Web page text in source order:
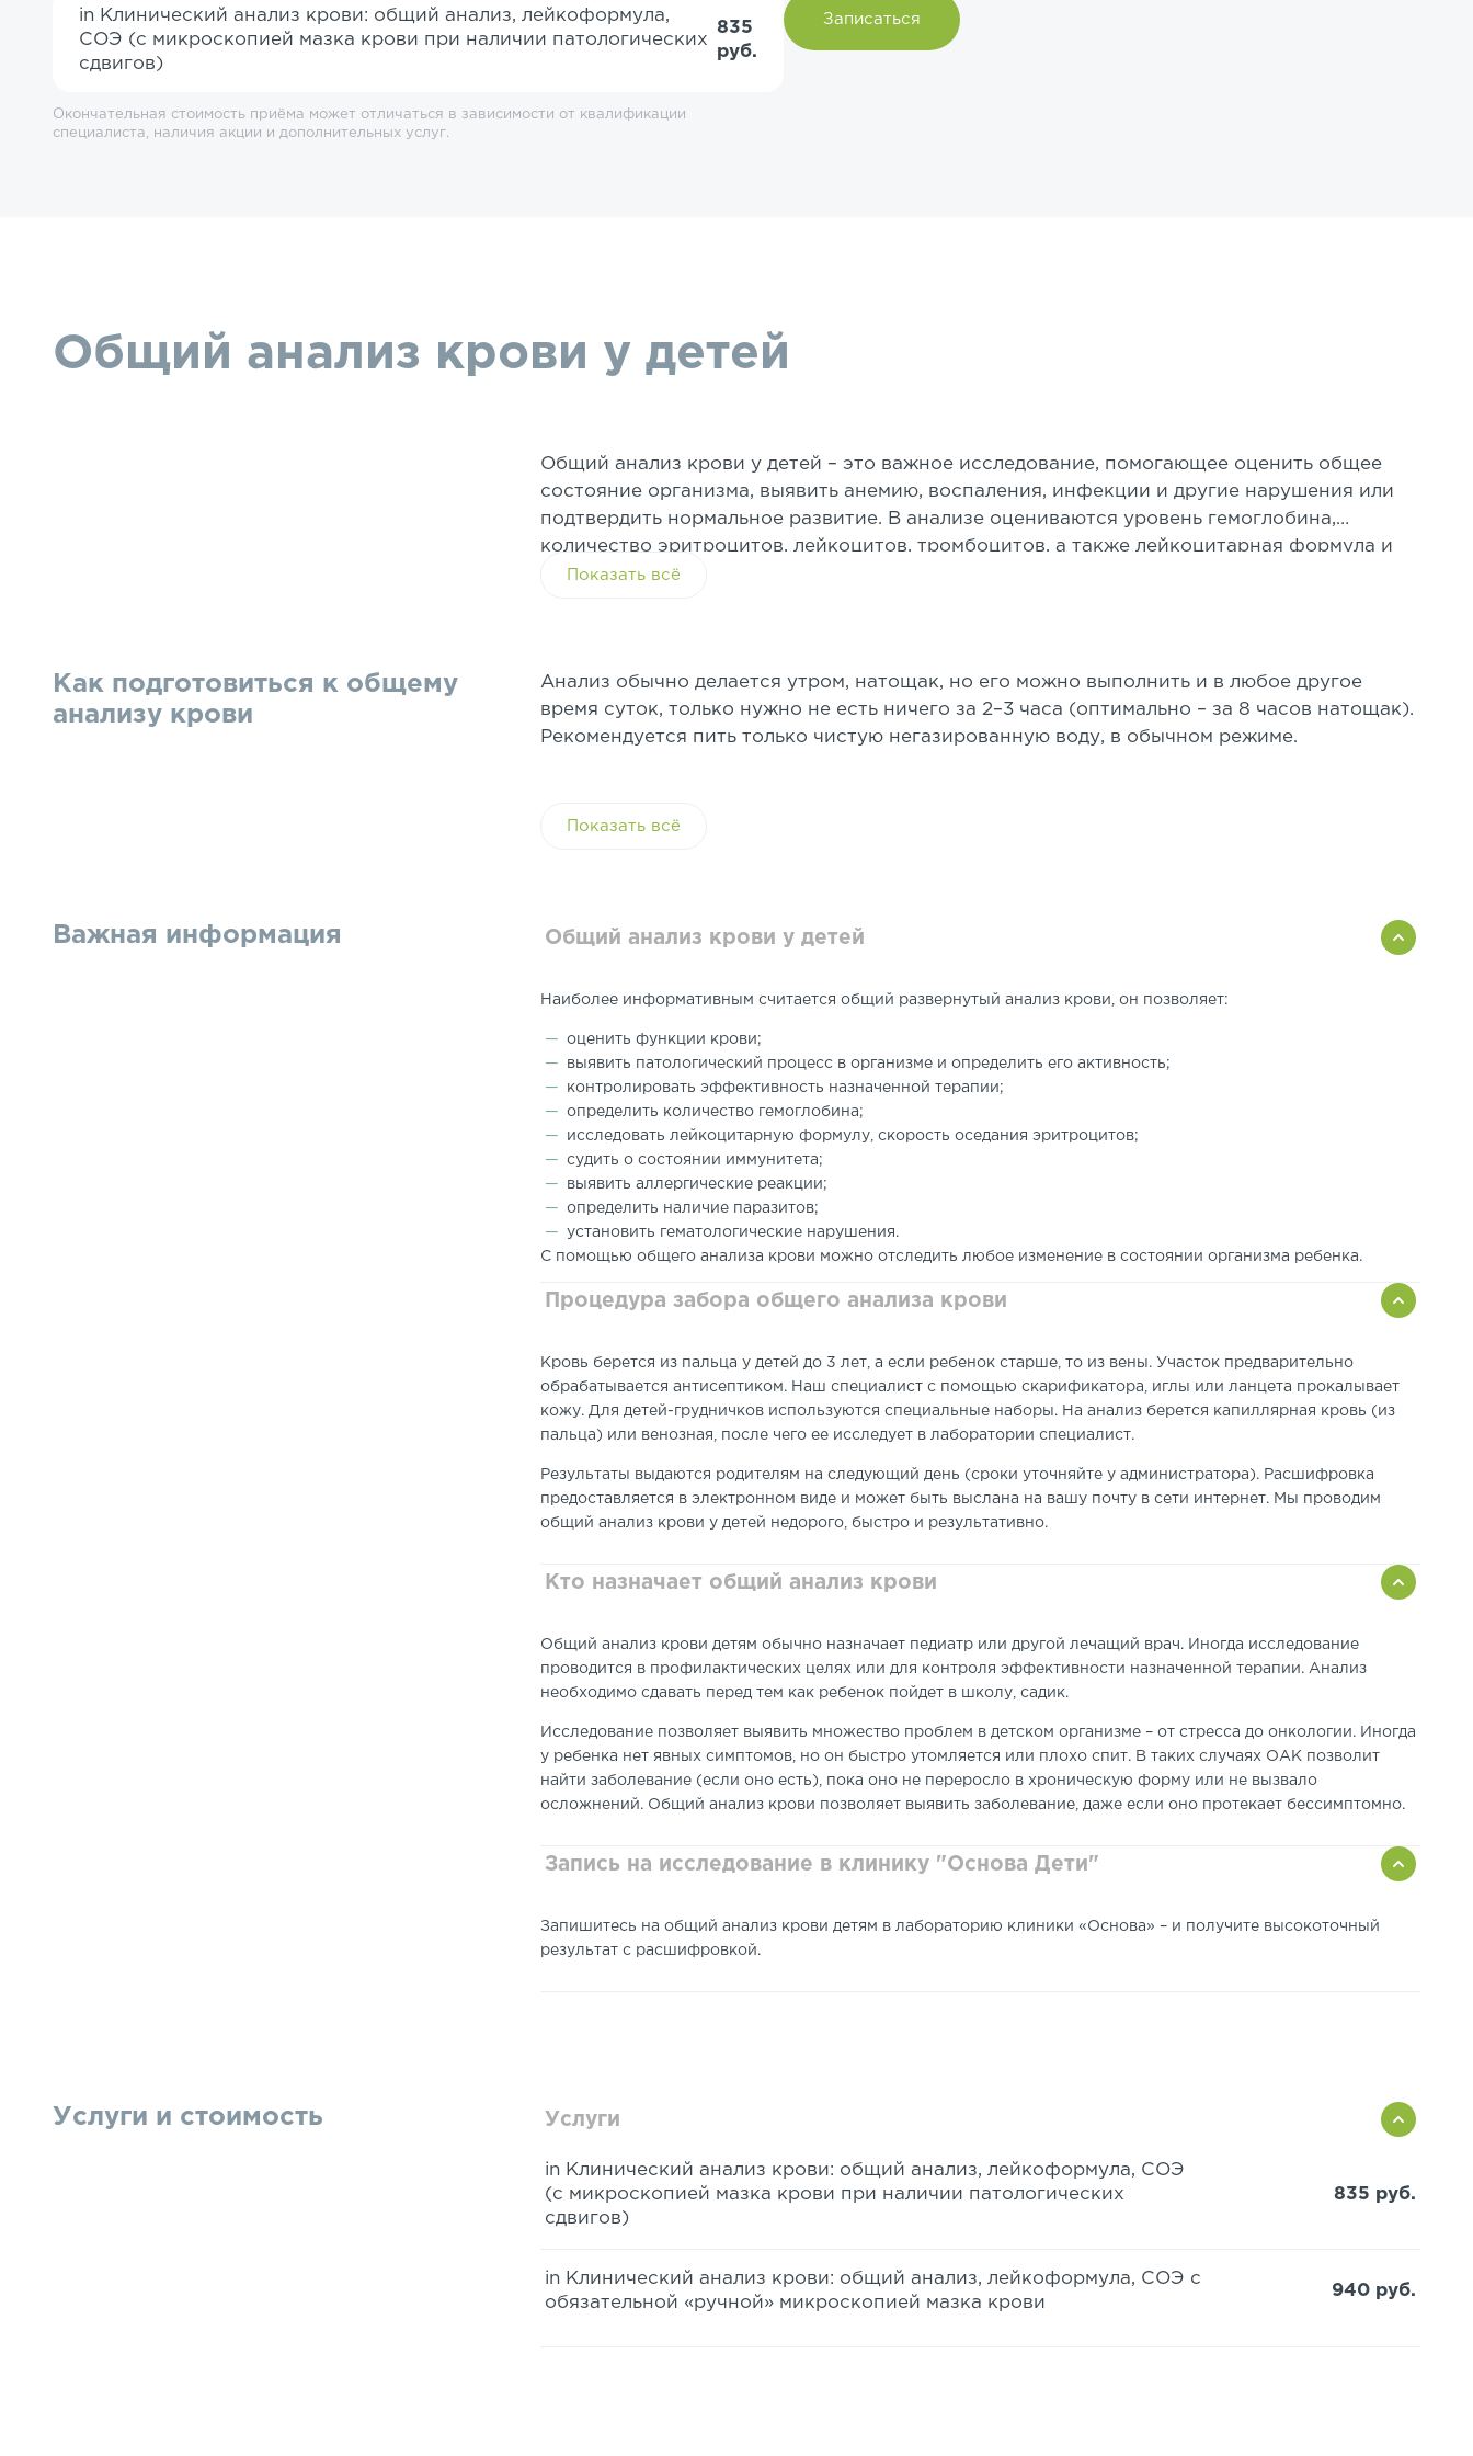
in Клинический анализ крови: общий анализ, лейкоформула,
СОЭ (с микроскопией мазка крови при наличии патологических
сдвигов)
835
руб.
Записаться
Окончательная стоимость приёма может отличаться в зависимости от квалификации
специалиста, наличия акции и дополнительных услуг.
Общий анализ крови у детей
Общий анализ крови у детей – это важное исследование, помогающее оценить общее
состояние организма, выявить анемию, воспаления, инфекции и другие нарушения или
подтвердить нормальное развитие. В анализе оцениваются уровень гемоглобина,
количество эритроцитов, лейкоцитов, тромбоцитов, а также лейкоцитарная формула и
СОЭ. ОАК назначают при плановых осмотрах, подозрении на заболевания, для контроля
Показать всё
Как подготовиться к общему
анализу крови
Анализ обычно делается утром, натощак, но его можно выполнить и в любое другое
время суток, только нужно не есть ничего за 2–3 часа (оптимально – за 8 часов натощак).
Рекомендуется пить только чистую негазированную воду, в обычном режиме.
Показать всё
Важная информация Общий анализ крови у детей
Наиболее информативным считается общий развернутый анализ крови, он позволяет:
оценить функции крови;
выявить патологический процесс в организме и определить его активность;
контролировать эффективность назначенной терапии;
определить количество гемоглобина;
исследовать лейкоцитарную формулу, скорость оседания эритроцитов;
судить о состоянии иммунитета;
выявить аллергические реакции;
определить наличие паразитов;
установить гематологические нарушения.
С помощью общего анализа крови можно отследить любое изменение в состоянии организма ребенка.
Процедура забора общего анализа крови
Кровь берется из пальца у детей до 3 лет, а если ребенок старше, то из вены. Участок предварительно
обрабатывается антисептиком. Наш специалист с помощью скарификатора, иглы или ланцета прокалывает
кожу. Для детей-грудничков используются специальные наборы. На анализ берется капиллярная кровь (из
пальца) или венозная, после чего ее исследует в лаборатории специалист.
Результаты выдаются родителям на следующий день (сроки уточняйте у администратора). Расшифровка
предоставляется в электронном виде и может быть выслана на вашу почту в сети интернет. Мы проводим
общий анализ крови у детей недорого, быстро и результативно.
Кто назначает общий анализ крови
Общий анализ крови детям обычно назначает педиатр или другой лечащий врач. Иногда исследование
проводится в профилактических целях или для контроля эффективности назначенной терапии. Анализ
необходимо сдавать перед тем как ребенок пойдет в школу, садик.
Исследование позволяет выявить множество проблем в детском организме – от стресса до онкологии. Иногда
у ребенка нет явных симптомов, но он быстро утомляется или плохо спит. В таких случаях ОАК позволит
найти заболевание (если оно есть), пока оно не переросло в хроническую форму или не вызвало
осложнений. Общий анализ крови позволяет выявить заболевание, даже если оно протекает бессимптомно.
Запись на исследование в клинику "Основа Дети"
Запишитесь на общий анализ крови детям в лабораторию клиники «Основа» – и получите высокоточный
результат с расшифровкой.
Услуги и стоимость Услуги
in Клинический анализ крови: общий анализ, лейкоформула, СОЭ
(с микроскопией мазка крови при наличии патологических
сдвигов)
835 руб.
in Клинический анализ крови: общий анализ, лейкоформула, СОЭ с
обязательной «ручной» микроскопией мазка крови
940 руб.